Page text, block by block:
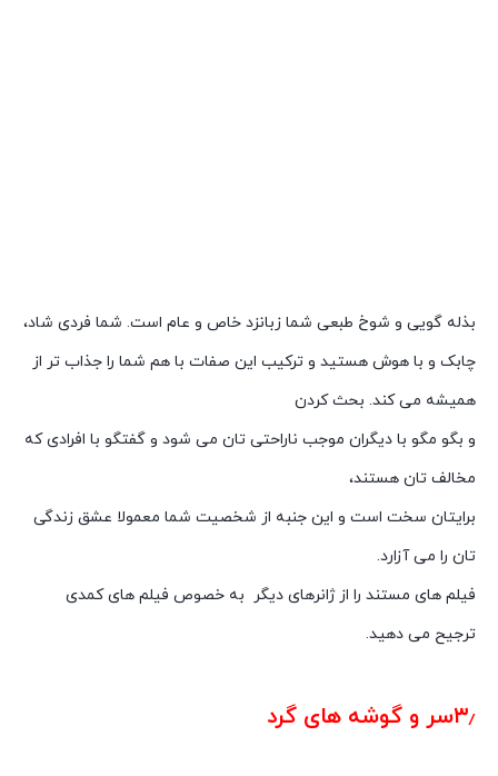
بذله گویی و شوخ طبعی شما زبانزد خاص و عام است. شما فردی شاد،
چابک و با هوش هستید و ترکیب این صفات با هم شما را جذاب تر از
همیشه می کند. بحث کردن
و بگو مگو با دیگران موجب ناراحتی تان می شود و گفتگو با افرادی که
مخالف تان هستند،
برایتان سخت است و این جنبه از شخصیت شما معمولا عشق زندگی
تان را می آزارد.
فیلم های مستند را از ژانرهای دیگر به خصوص فیلم های کمدی
ترجیح می دهید.
۳٫سر و گوشه های گرد